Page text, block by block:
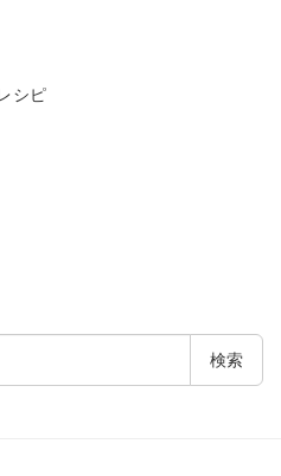
シピ
検索